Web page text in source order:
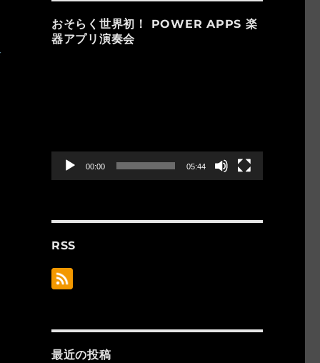
おそらく世界初！ POWER APPS 楽
器アプリ演奏会
00:00 05:44
RSS
最近の投稿